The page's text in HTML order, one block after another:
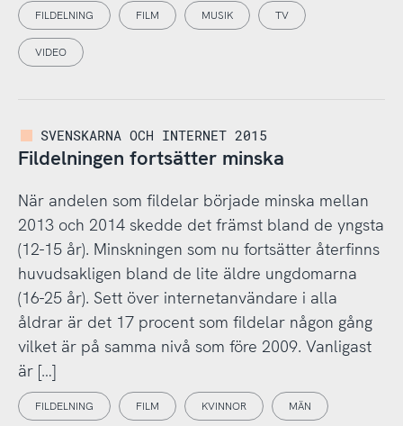
FILDELNING FILM MUSIK TV
VIDEO
SVENSKARNA OCH INTERNET 2015
Fildelningen fortsätter minska
När andelen som fildelar började minska mellan
2013 och 2014 skedde det främst bland de yngsta
(12-15 år). Minskningen som nu fortsätter återfinns
huvudsakligen bland de lite äldre ungdomarna
(16-25 år). Sett över internetanvändare i alla
åldrar är det 17 procent som fildelar någon gång
vilket är på samma nivå som före 2009. Vanligast
är […]
FILDELNING FILM KVINNOR MÄN